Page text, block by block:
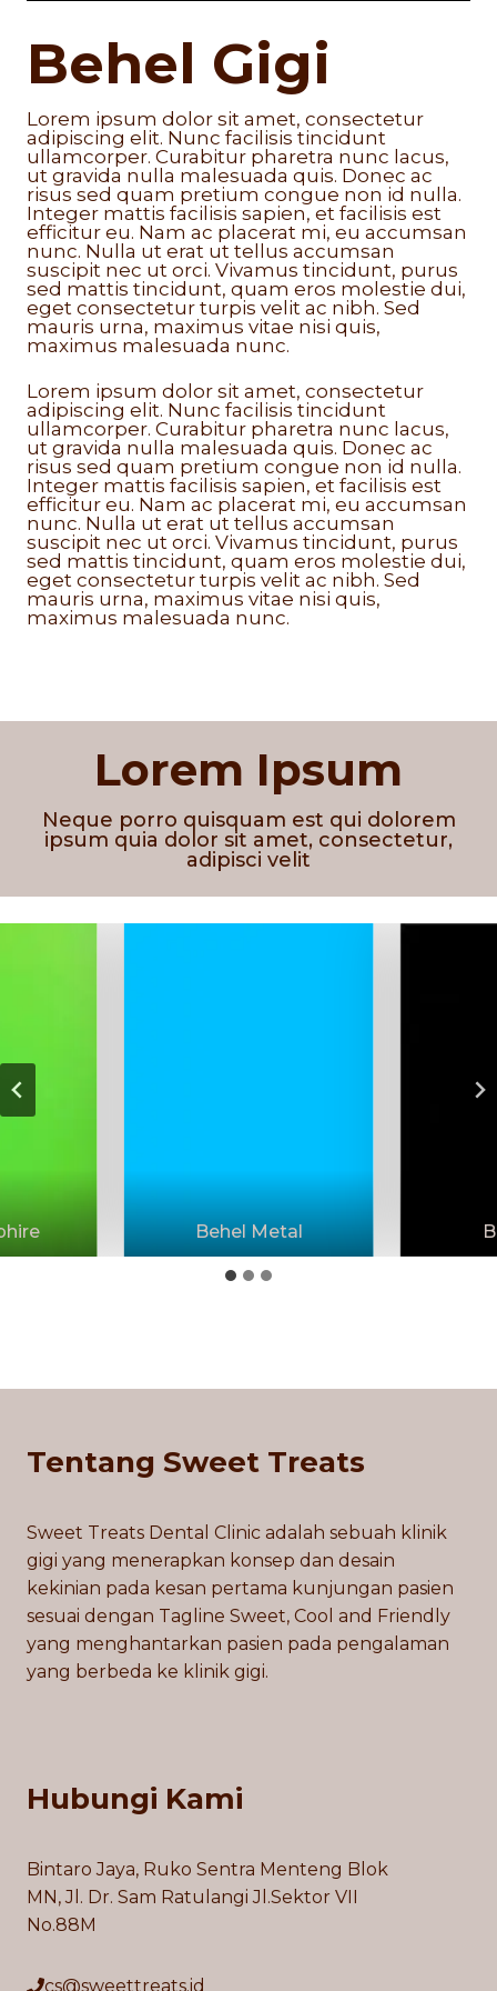
Behel Gigi
Lorem ipsum dolor sit amet, consectetur
adipiscing elit. Nunc facilisis tincidunt
ullamcorper. Curabitur pharetra nunc lacus,
ut gravida nulla malesuada quis. Donec ac
risus sed quam pretium congue non id nulla.
Integer mattis facilisis sapien, et facilisis est
efficitur eu. Nam ac placerat mi, eu accumsan
nunc. Nulla ut erat ut tellus accumsan
suscipit nec ut orci. Vivamus tincidunt, purus
sed mattis tincidunt, quam eros molestie dui,
eget consectetur turpis velit ac nibh. Sed
mauris urna, maximus vitae nisi quis,
maximus malesuada nunc.
Lorem ipsum dolor sit amet, consectetur
adipiscing elit. Nunc facilisis tincidunt
ullamcorper. Curabitur pharetra nunc lacus,
ut gravida nulla malesuada quis. Donec ac
risus sed quam pretium congue non id nulla.
Integer mattis facilisis sapien, et facilisis est
efficitur eu. Nam ac placerat mi, eu accumsan
nunc. Nulla ut erat ut tellus accumsan
suscipit nec ut orci. Vivamus tincidunt, purus
sed mattis tincidunt, quam eros molestie dui,
eget consectetur turpis velit ac nibh. Sed
mauris urna, maximus vitae nisi quis,
maximus malesuada nunc.
Lorem Ipsum
Neque porro quisquam est qui dolorem
ipsum quia dolor sit amet, consectetur,
adipisci velit
Behel Metal
Tentang Sweet Treats
Sweet Treats Dental Clinic adalah sebuah klinik
gigi yang menerapkan konsep dan desain
kekinian pada kesan pertama kunjungan pasien
sesuai dengan Tagline Sweet, Cool and Friendly
yang menghantarkan pasien pada pengalaman
yang berbeda ke klinik gigi.
Hubungi Kami
Bintaro Jaya, Ruko Sentra Menteng Blok
MN, Jl. Dr. Sam Ratulangi Jl.Sektor VII
No.88M
cs@sweettreats.id